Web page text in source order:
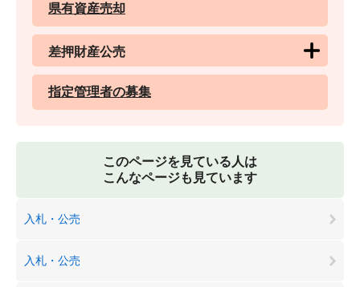
県有資産売却
差押財産公売
指定管理者の募集
このページを見ている人は
こんなページも見ています
入札・公売
入札・公売